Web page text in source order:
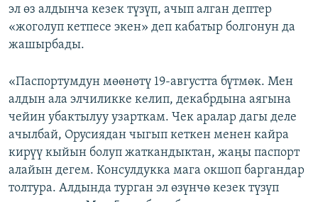
эл өз алдынча кезек түзүп, ачып алган дептер
«жоголуп кетпесе экен» деп кабатыр болгонун да
жашырбады.
«Паспортумдун мөөнөтү 19-августта бүтмөк. Мен
алдын ала элчиликке келип, декабрдына аягына
чейин убактылуу узарткам. Чек аралар дагы деле
ачылбай, Орусиядан чыгып кеткен менен кайра
кирүү кыйын болуп жаткандыктан, жаңы паспорт
алайын дегем. Консулдукка мага окшоп баргандар
толтура. Алдында турган эл өзүнчө кезек түзүп